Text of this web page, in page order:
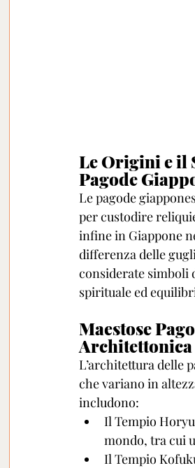
Le Origini e il
Pagode
Le pagode
per custodire
infine in Giappone
differenza delle
considerate simboli
spirituale ed
Maestose
Architettonica
L’architettura delle
che variano in
includono:
Il Tempio
mondo, tra cui
Il Tempio